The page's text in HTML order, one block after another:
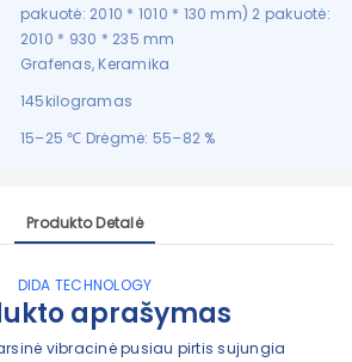
pakuotė: 2010 * 1010 * 130 mm) 2 pakuotė:
2010 * 930 * 235 mm
Grafenas, Keramika
145kilogramas
15–25 ℃ Drėgmė: 55–82 %
Produkto Detalė
DIDA TECHNOLOGY
aprašymas
vibracinė pusiau pirtis sujungia